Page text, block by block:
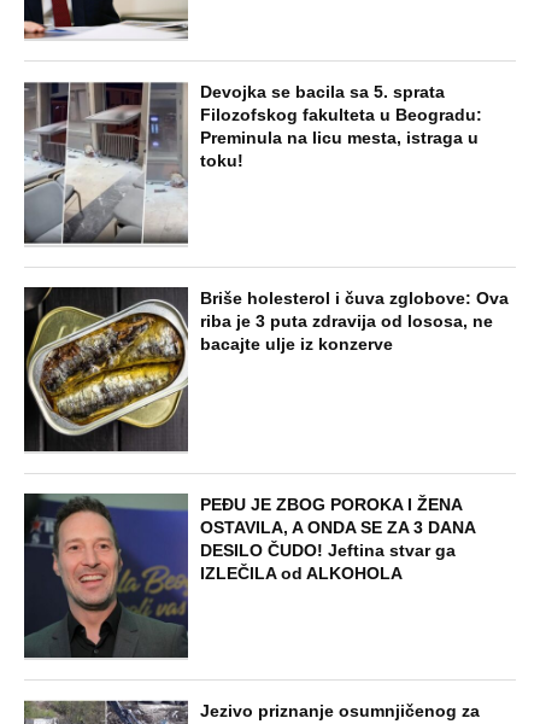
Devojka se bacila sa 5. sprata
Filozofskog fakulteta u Beogradu:
Preminula na licu mesta, istraga u
toku!
Briše holesterol i čuva zglobove: Ova
riba je 3 puta zdravija od lososa, ne
bacajte ulje iz konzerve
PEĐU JE ZBOG POROKA I ŽENA
OSTAVILA, A ONDA SE ZA 3 DANA
DESILO ČUDO! Jeftina stvar ga
IZLEČILA od ALKOHOLA
Jezivo priznanje osumnjičenog za